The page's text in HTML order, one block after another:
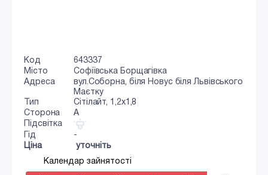
Код
643337
Місто
Софіївська Борщагівка
Адреса
вул.Соборна, біля Новус біля Львівського
Маєтку
Тип
Сiтiлайт, 1,2x1,8
Сторона
A
Підсвітка
Гід
-
Ціна
уточніть
Календар зайнятості